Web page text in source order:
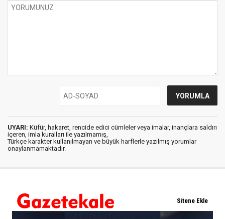
UYARI: Küfür, hakaret, rencide edici cümleler veya imalar, inançlara saldırı
içeren, imla kuralları ile yazılmamış,
Türkçe karakter kullanılmayan ve büyük harflerle yazılmış yorumlar
onaylanmamaktadır.